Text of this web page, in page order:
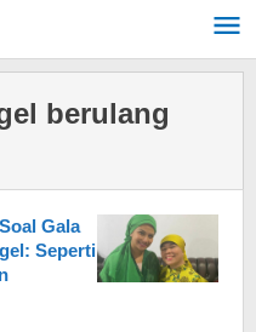
berulang
Gala
Seperti